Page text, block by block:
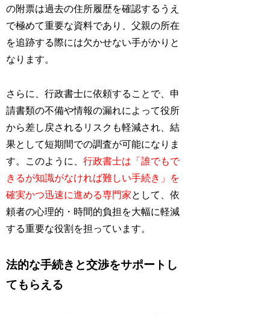
の附票は過去の住所履歴を確認するうえ
で極めて重要な資料であり、父親の所在
を追跡する際には欠かせない手がかりと
なります。
さらに、行政書士に依頼することで、申
請書類の不備や情報の漏れによって役所
から差し戻されるリスクも軽減され、結
果として短期間での調査が可能になりま
す。このように、行政書士は「誰でもで
きるが知識がなければ難しい手続き」を
確実かつ迅速に進める専門家として、依
頼者の心理的・時間的負担を大幅に軽減
する重要な役割を担っています。
法的な手続きと交渉をサポートし
てもらえる